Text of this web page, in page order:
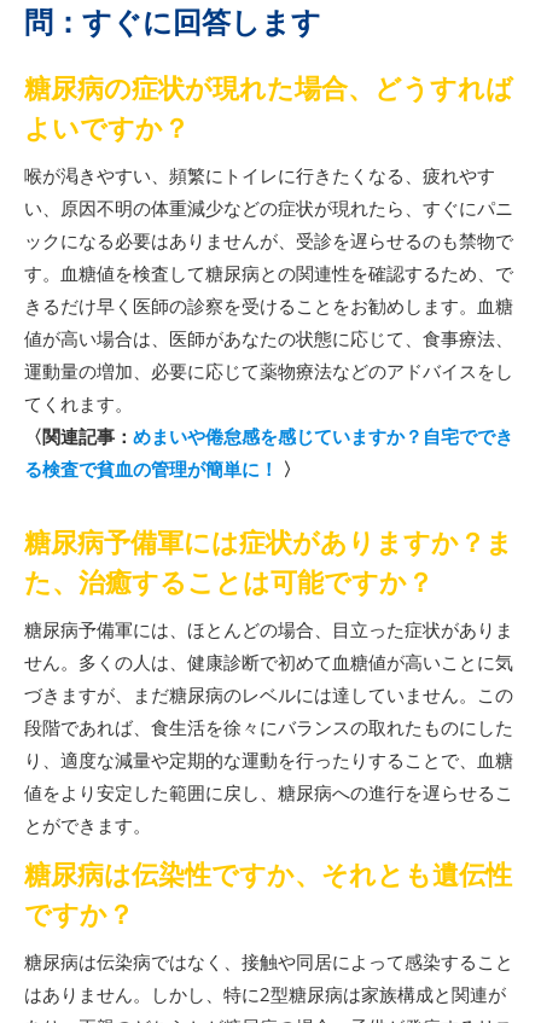
問：すぐに回答します
糖尿病の症状が現れた場合、どうすれば
よいですか？
喉が渇きやすい、頻繁にトイレに行きたくなる、疲れやす
い、原因不明の体重減少などの症状が現れたら、すぐにパニ
ックになる必要はありませんが、受診を遅らせるのも禁物で
す。血糖値を検査して糖尿病との関連性を確認するため、で
きるだけ早く医師の診察を受けることをお勧めします。血糖
値が高い場合は、医師があなたの状態に応じて、食事療法、
運動量の増加、必要に応じて薬物療法などのアドバイスをし
てくれます。
〈関連記事： めまいや倦怠感を感じていますか？自宅ででき
る検査で貧血の管理が簡単に！ 〉
糖尿病予備軍には症状がありますか？ま
た、治癒することは可能ですか？
糖尿病予備軍には、ほとんどの場合、目立った症状がありま
せん。多くの人は、健康診断で初めて血糖値が高いことに気
づきますが、まだ糖尿病のレベルには達していません。この
段階であれば、食生活を徐々にバランスの取れたものにした
り、適度な減量や定期的な運動を行ったりすることで、血糖
値をより安定した範囲に戻し、糖尿病への進行を遅らせるこ
とができます。
糖尿病は伝染性ですか、それとも遺伝性
ですか？
糖尿病は伝染病ではなく、接触や同居によって感染すること
はありません。しかし、特に2型糖尿病は家族構成と関連が